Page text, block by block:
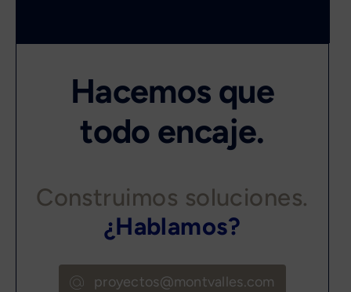
Hacemos que
todo encaje.
Construimos soluciones.
¿Hablamos?
proyectos@montvalles.com